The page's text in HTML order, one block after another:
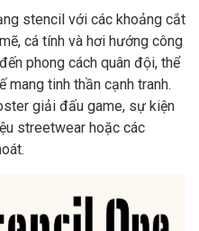
stencil với các khoảng cắt
cá tính và hơi hướng công
phong cách quân đội, thể
tinh thần cạnh tranh.
giải đấu game, sự kiện
streetwear hoặc các